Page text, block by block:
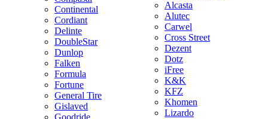
Continental
Cordiant
Delinte
DoubleStar
Dunlop
Falken
Formula
Fortune
General Tire
Gislaved
Goodride
Alcasta
Alutec
Carwel
Cross Street
Dezent
Dotz
iFree
K&K
KFZ
Khomen
Lizardo